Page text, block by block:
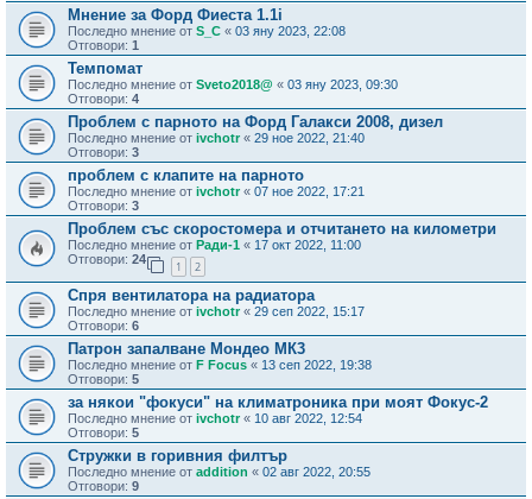
Мнение за Форд Фиеста 1.1i
Последно мнение от S_C « 03 яну 2023, 22:08
Отговори: 1
Темпомат
Последно мнение от Sveto2018@ « 03 яну 2023, 09:30
Отговори: 4
Проблем с парното на Форд Галакси 2008, дизел
Последно мнение от ivchotr « 29 ное 2022, 21:40
Отговори: 3
проблем с клапите на парното
Последно мнение от ivchotr« 07 ное 2022, 17:21
Отговори: 3
Проблем със скоростомера и отчитането на километри
Последно мнение от Ради-1 « 17 окт 2022, 11:00
Отговори: 24
1 2
Спря вентилатора на радиатора
Последно мнение от ivchotr« 29 сеп 2022, 15:17
Отговори: 6
Патрон запалване Мондео МК3
Последно мнение от F Focus « 13 сеп 2022, 19:38
Отговори: 5
за някои "фокуси" на климатроника при моят Фокус-2
Последно мнение от ivchotr« 10 авг 2022, 12:54
Отговори: 5
Стружки в горивния филтър
Последно мнение от addition « 02 авг 2022, 20:55
Отговори: 9